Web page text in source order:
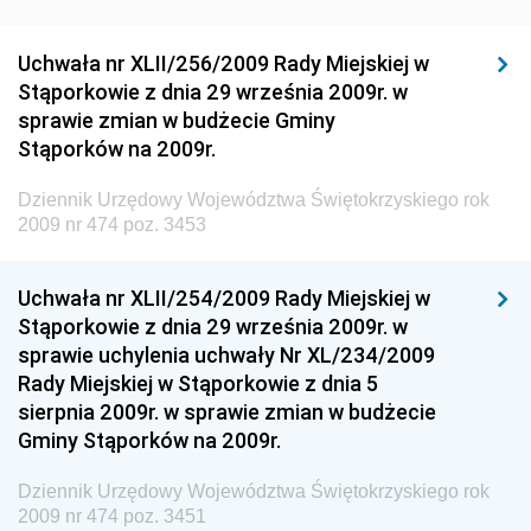
Środowiska
Dziennik Urzędowy Ministerstwa Administracji,
Gospodarki Terenowej i Ochrony Środowiska
Gospodarki Przestrzennej
Dziennik Urzędowy Ministerstwa Przemysłu
Chemicznego i Lekkiego
Dziennik Urzędowy Ministerstwa Rolnictwa i
Gospodarki Żywnościowej
Społecznej
Uchwała nr XLII/256/2009 Rady Miejskiej w
Stąporkowie z dnia 29 września 2009r. w
sprawie zmian w budżecie Gminy
Stąporków na 2009r.
Dziennik Urzędowy Województwa Świętokrzyskiego rok
2009 nr 474 poz. 3453
Uchwała nr XLII/254/2009 Rady Miejskiej w
Stąporkowie z dnia 29 września 2009r. w
sprawie uchylenia uchwały Nr XL/234/2009
Rady Miejskiej w Stąporkowie z dnia 5
sierpnia 2009r. w sprawie zmian w budżecie
Gminy Stąporków na 2009r.
Dziennik Urzędowy Województwa Świętokrzyskiego rok
2009 nr 474 poz. 3451